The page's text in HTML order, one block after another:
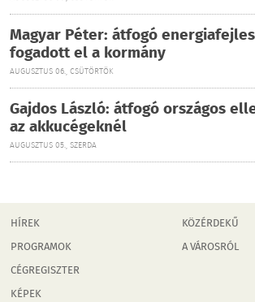
Magyar Péter: átfogó
fogadott el a kormány
AUGUSZTUS 06., CSÜTÖRTÖK
Gajdos László: átfogó országos
az akkucégeknél
AUGUSZTUS 05., SZERDA
HÍREK
PROGRAMOK
CÉGREGISZTER
KÉPEK
KÖZÉRDEKŰ
A VÁROSRÓL